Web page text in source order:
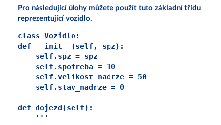
Pro následující úlohy můžete použít tuto základní třídu
reprezentující vozidlo.
class Vozidlo:
def __init__(self, spz):
    self.spz = spz
    self.spotreba = 10
    self.velikost_nadrze = 50
    self.stav_nadrze = 0
def dojezd(self):
    '''